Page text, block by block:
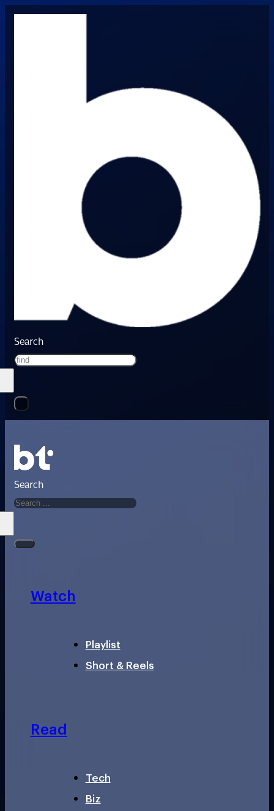
Search
Search
Watch
Playlist
Short & Reels
Read
Tech
Biz